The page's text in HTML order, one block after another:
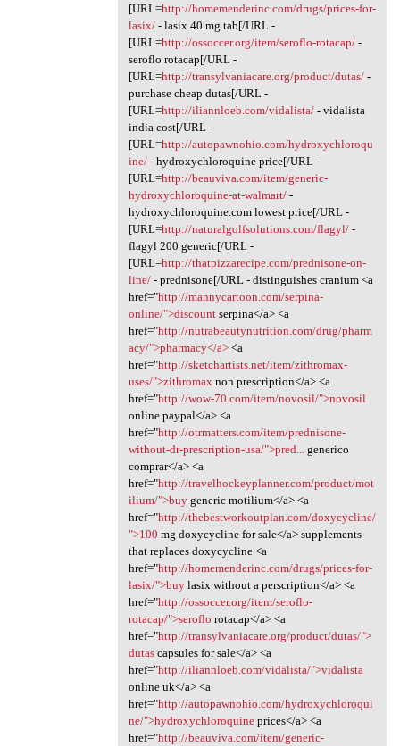
[URL=http://homemenderinc.com/drugs/prices-for-
lasix/- lasix 40 mg tab[/URL -
[URL=http://ossoccer.org/item/seroflo-rotacap/-
seroflo rotacap[/URL -
[URL=http://transylvaniacare.org/product/dutas/-
purchase cheap dutas[/URL -
[URL=http://iliannloeb.com/vidalista/- vidalista
india cost[/URL -
[URL=http://autopawnohio.com/hydroxychloroqu
ine/- hydroxychloroquine price[/URL -
[URL=http://beauviva.com/item/generic-
hydroxychloroquine-at-walmart/-
hydroxychloroquine.com lowest price[/URL -
[URL=http://naturalgolfsolutions.com/flagyl/-
flagyl 200 generic[/URL -
[URL=http://thatpizzarecipe.com/prednisone-on-
line/- prednisone[/URL - distinguishes cranium <a
href="http://mannycartoon.com/serpina-
online/">discountserpina</a> <a
href="http://nutrabeautynutrition.com/drug/pharm
acy/">pharmacy</a><a
href="http://sketchartists.net/item/zithromax-
uses/">zithromax non prescription</a> <a
href="http://wow-70.com/item/novosil/">novosil
online paypal</a> <a
href="http://otrmatters.com/item/prednisone-
without-dr-prescription-usa/">pred...
generico
comprar</a> <a
href="http://travelhockeyplanner.com/product/mot
ilium/">buygeneric motilium</a> <a
href="http://thebestworkoutplan.com/doxycycline/
">100 mg doxycycline for sale</a> supplements
that replaces doxycycline <a
href="http://homemenderinc.com/drugs/prices-for-
lasix/">buylasix without a perscription</a> <a
href="http://ossoccer.org/item/seroflo-
rotacap/">seroflo rotacap</a> <a
href="http://transylvaniacare.org/product/dutas/">
dutascapsules for sale</a> <a
href="http://iliannloeb.com/vidalista/">vidalista
online uk</a> <a
href="http://autopawnohio.com/hydroxychloroqui
ne/">hydroxychloroquineprices</a> <a
href="http://beauviva.com/item/generic-